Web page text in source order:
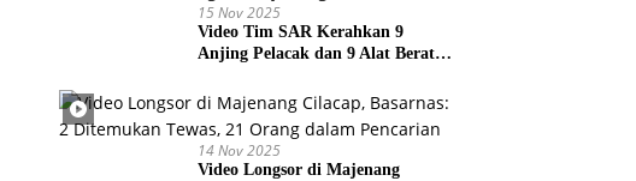
15 Nov 2025
Video Tim SAR Kerahkan 9
Anjing Pelacak dan 9 Alat Berat
14 Nov 2025
Video Longsor di Majenang